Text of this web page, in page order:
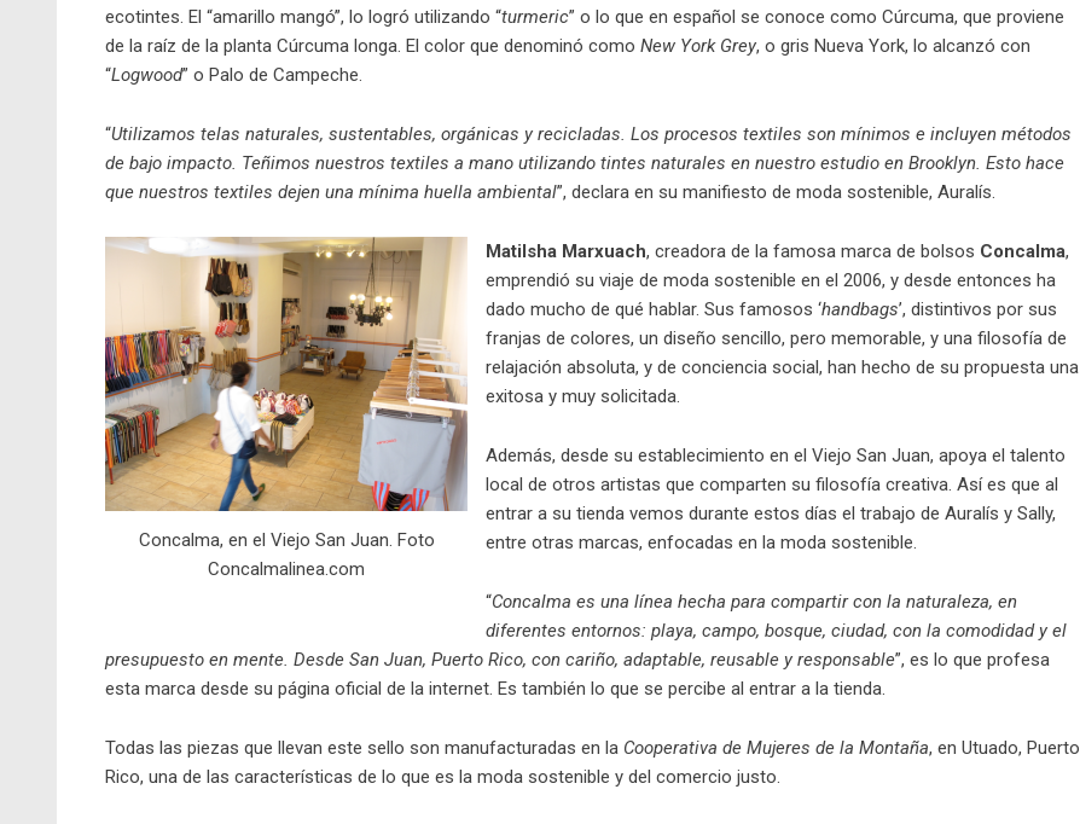
ecotintes. El “amarillo mangó”, lo logró utilizando “turmeric” o lo que en español se conoce como Cúrcuma, que proviene
de la raíz de la planta Cúrcuma longa. El color que denominó como New York Grey, o gris Nueva York, lo alcanzó con
“Logwood” o Palo de Campeche.
“Utilizamos telas naturales, sustentables, orgánicas y recicladas. Los procesos textiles son mínimos e incluyen métodos
de bajo impacto. Teñimos nuestros textiles a mano utilizando tintes naturales en nuestro estudio en Brooklyn. Esto hace
que nuestros textiles dejen una mínima huella ambiental”, declara en su manifiesto de moda sostenible, Auralís.
Concalma, en el Viejo San Juan. Foto
Concalmalinea.com
Matilsha Marxuach, creadora de la famosa marca de bolsos Concalma,
emprendió su viaje de moda sostenible en el 2006, y desde entonces ha
dado mucho de qué hablar. Sus famosos ‘handbags’, distintivos por sus
franjas de colores, un diseño sencillo, pero memorable, y una filosofía de
relajación absoluta, y de conciencia social, han hecho de su propuesta una
exitosa y muy solicitada.
Además, desde su establecimiento en el Viejo San Juan, apoya el talento
local de otros artistas que comparten su filosofía creativa. Así es que al
entrar a su tienda vemos durante estos días el trabajo de Auralís y Sally,
entre otras marcas, enfocadas en la moda sostenible.
“Concalma es una línea hecha para compartir con la naturaleza, en
diferentes entornos: playa, campo, bosque, ciudad, con la comodidad y el
presupuesto en mente. Desde San Juan, Puerto Rico, con cariño, adaptable, reusable y responsable”, es lo que profesa
esta marca desde su página oficial de la internet. Es también lo que se percibe al entrar a la tienda.
Todas las piezas que llevan este sello son manufacturadas en la Cooperativa de Mujeres de la Montaña, en Utuado, Puerto
Rico, una de las características de lo que es la moda sostenible y del comercio justo.